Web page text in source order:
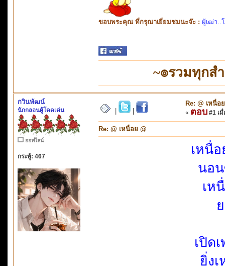
ขอบพระคุณ ที่กรุณาเยี่ยมชมนะจ๊ะ : ผู้เฒ่า..
~๏รวมทุกส
กวินพัฒน์
นักกลอนผู้โดดเด่น
ออฟไลน์
กระทู้: 467
Re: @ เหนื่อ
« ตอบ #1 เมื่
Re: @ เหนื่อย @
เหนื่อ
นอ
เห
เปิด
ยิ่ง